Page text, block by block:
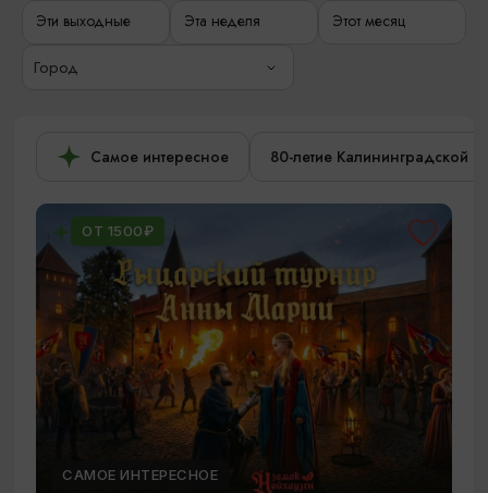
Эти выходные Эта неделя Этот месяц
Город
Самое интересное 80-летие Калининградской
ОТ 1500₽
САМОЕ ИНТЕРЕСНОЕ